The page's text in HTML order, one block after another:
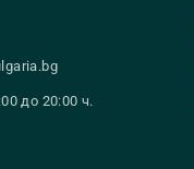
до 20:00 ч.